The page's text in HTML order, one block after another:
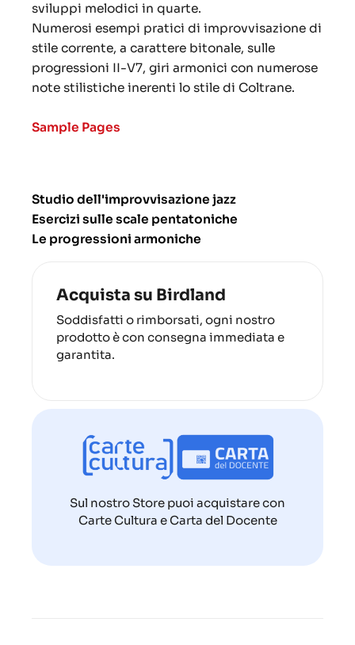
sviluppi melodici in quarte.
Numerosi esempi pratici di improvvisazione di
stile corrente, a carattere bitonale, sulle
progressioni II-V7, giri armonici con numerose
note stilistiche inerenti lo stile di Coltrane.
Sample Pages
Studio dell'improvvisazione jazz
Esercizi sulle scale pentatoniche
Le progressioni armoniche
Acquista su Birdland
Soddisfatti o rimborsati, ogni nostro
prodotto è con consegna immediata e
garantita.
Sul nostro Store puoi acquistare con
Carte Cultura e Carta del Docente